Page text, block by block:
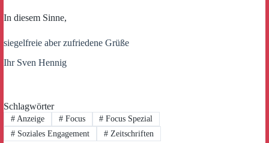
In diesem Sinne,
siegelfreie aber zufriedene Grüße
Ihr Sven Hennig
Schlagwörter
#Anzeige #Focus # Focus Spezial
#Soziales Engagement #Zeitschriften